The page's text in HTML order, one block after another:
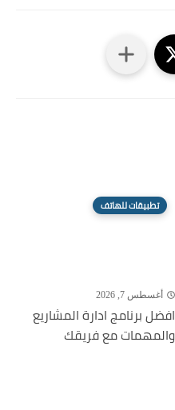
تطبيقات للهاتف
أغسطس 7, 2026
افضل برنامج ادارة المشاريع
والمهمات مع فريقك